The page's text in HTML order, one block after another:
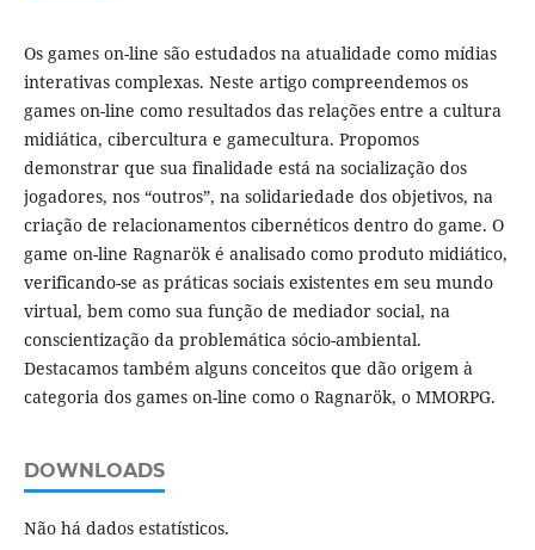
Os games on-line são estudados na atualidade como mídias
interativas complexas. Neste artigo compreendemos os
games on-line como resultados das relações entre a cultura
midiática, cibercultura e gamecultura. Propomos
demonstrar que sua finalidade está na socialização dos
jogadores, nos “outros”, na solidariedade dos objetivos, na
criação de relacionamentos cibernéticos dentro do game. O
game on-line Ragnarök é analisado como produto midiático,
verificando-se as práticas sociais existentes em seu mundo
virtual, bem como sua função de mediador social, na
conscientização da problemática sócio-ambiental.
Destacamos também alguns conceitos que dão origem à
categoria dos games on-line como o Ragnarök, o MMORPG.
DOWNLOADS
Não há dados estatísticos.